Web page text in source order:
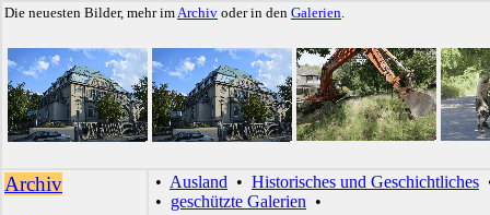
Die neuesten Bilder, mehr imArchiv oder in den Galerien.
Archiv • Ausland • Historisches und Geschichtliches
• geschützte Galerien •